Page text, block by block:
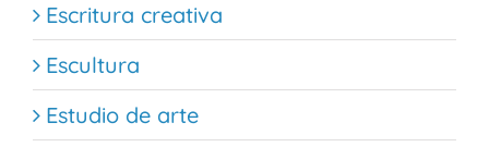
Escritura creativa
Escultura
Estudio de arte